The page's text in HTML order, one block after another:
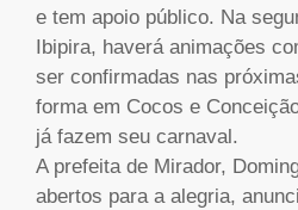
e tem apoio público. Na
Ibipira, haverá animações
ser confirmadas nas
forma em Cocos e
já fazem seu carnaval.
A prefeita de Mirador,
abertos para a alegria,